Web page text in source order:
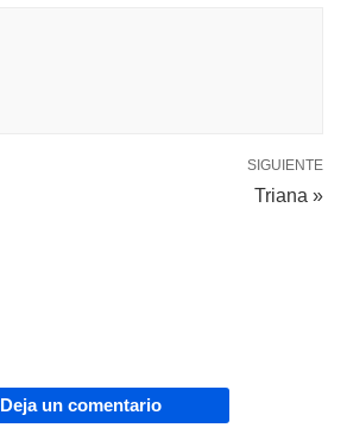
SIGUIENTE
Triana »
Deja un comentario